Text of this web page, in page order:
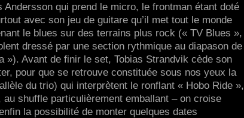
qui prend le micro, le frontman étant doté
avec son jeu de guitare qu’il met tout le monde
le blues sur des terrains plus rock (« TV Blues »,
dressé par une section rythmique au diapason de
Avant de finir le set, Tobias Strandvik cède son
pour que se retrouve constituée sous nos yeux la
du trio) qui interprètent le ronflant « Hobo Ride »,
shuffle particulièrement emballant – on croise
la possibilité de monter quelques dates